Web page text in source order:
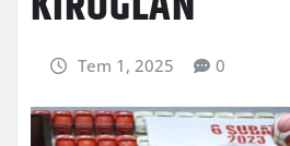
Tem 1, 2025 0